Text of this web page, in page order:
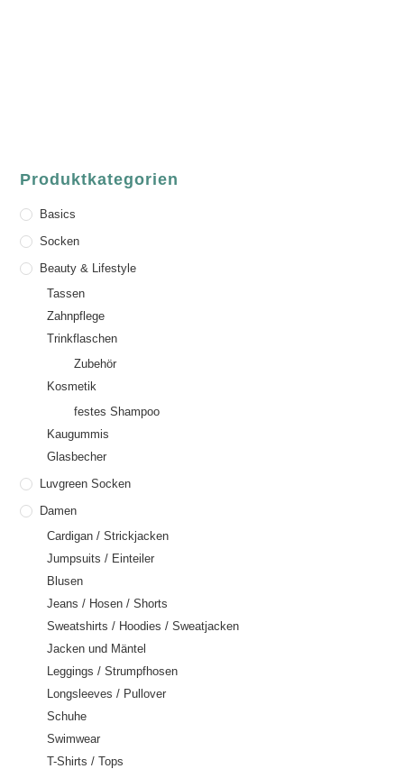
Produktkategorien
Basics
Socken
Beauty & Lifestyle
Tassen
Zahnpflege
Trinkflaschen
Zubehör
Kosmetik
festes Shampoo
Kaugummis
Glasbecher
Luvgreen Socken
Damen
Cardigan / Strickjacken
Jumpsuits / Einteiler
Blusen
Jeans / Hosen / Shorts
Sweatshirts / Hoodies / Sweatjacken
Jacken und Mäntel
Leggings / Strumpfhosen
Longsleeves / Pullover
Schuhe
Swimwear
T-Shirts / Tops